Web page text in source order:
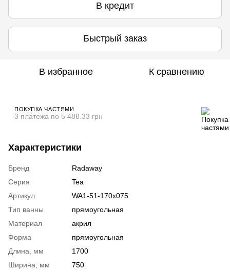
В кредит
Быстрый заказ
В избранное К сравнению
ПОКУПКА ЧАСТЯМИ
3 платежа по 5 488.33 грн
Характеристики
Бренд
Radaway
Серия
Tea
Артикул
WA1-51-170x075
Тип ванны
прямоугольная
Материал
акрил
Форма
прямоугольная
Длина, мм
1700
Ширина, мм
750